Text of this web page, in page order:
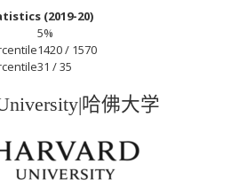
(2019-20)
5%
1420 / 1570
31 / 35
哈佛大学